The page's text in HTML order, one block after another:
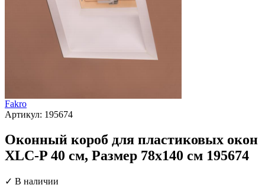
Fakro
Артикул: 195674
Оконный короб для пластиковых окон
XLC-P 40 см, Размер 78х140 см 195674
✓ В наличии